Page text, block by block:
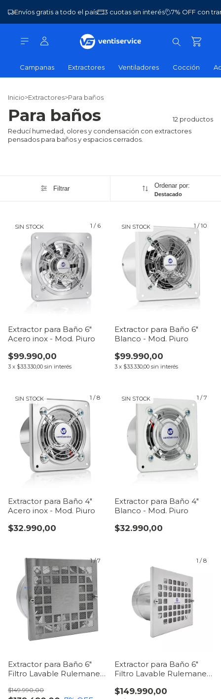
Envíos gratis a todo el país 3 cuotas sin interés 7% OFF con
Campanas Extractores Ventiladores Cocción
Inicio>Extractores>Para baños
Para baños
12 productos
Reducí humedad, olores y condensación con extractores
pensados para baños y espacios cerrados.
Filtrar Ordenar por:
Destacado
1 / 6
SIN STOCK
Extractor para Baño 6"
Acero inox - Mod. Piuro
$99.990,00
3 x $33.330,00 sin interés
1 /10
SIN STOCK
Extractor para Baño 6"
Blanco - Mod. Piuro
$99.990,00
3 x $33.330,00 sin interés
1 /8
SIN STOCK
Extractor para Baño 4"
Acero inox - Mod. Piuro
$32.990,00
1 /7
SIN STOCK
Extractor para Baño 4"
Blanco - Mod. Piuro
$32.990,00
1/7
Extractor para Baño 6"
Filtro Lavable Rulemanes
$149.990,00
1 /8
Extractor para Baño 6"
Filtro Lavable Rulemanes
$149.990,00